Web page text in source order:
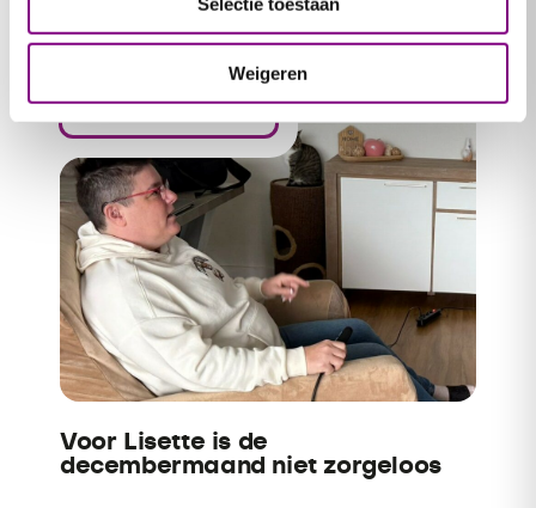
Weigeren
tijdens corona raakte hij alles kwijt: zijn inkomen,
zijn papieren, zijn plek.…
Voor Lisette is de
decembermaand niet zorgeloos